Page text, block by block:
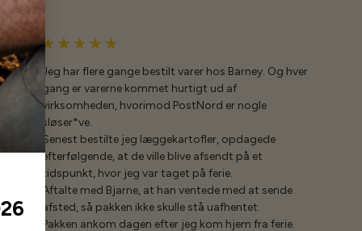
Jeg har flere gange bestilt varer hos Barney. Og hver
gang er varerne kommet hurtigt ud af
virksomheden, hvorimod PostNord er nogle
sløser*ve.
Senest bestilte jeg læggekartofler, opdagede
efterfølgende, at de ville blive afsendt på et
tidspunkt, hvor jeg var taget på ferie.
Aftalte med Bjarne, at han ventede med at sende
afsted, så pakken ikke skulle stå uafhentet.
Pakken ankom dagen efter jeg kom hjem fra ferie.